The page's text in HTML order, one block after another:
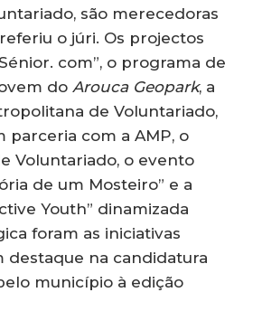
são merecedoras
o júri. Os projectos
com”, o programa de
do Arouca Geopark, a
de Voluntariado,
parceria com a AMP, o
Voluntariado, o evento
de um Mosteiro” e a
Youth” dinamizada
foram as iniciativas
destaque na candidatura
município à edição